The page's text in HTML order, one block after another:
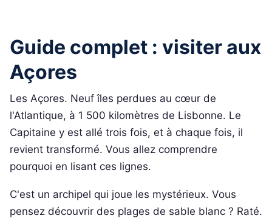
Guide complet : visiter aux
Açores
Les Açores. Neuf îles perdues au cœur de
l'Atlantique, à 1 500 kilomètres de Lisbonne. Le
Capitaine y est allé trois fois, et à chaque fois, il
revient transformé. Vous allez comprendre
pourquoi en lisant ces lignes.
C'est un archipel qui joue les mystérieux. Vous
pensez découvrir des plages de sable blanc ? Raté.